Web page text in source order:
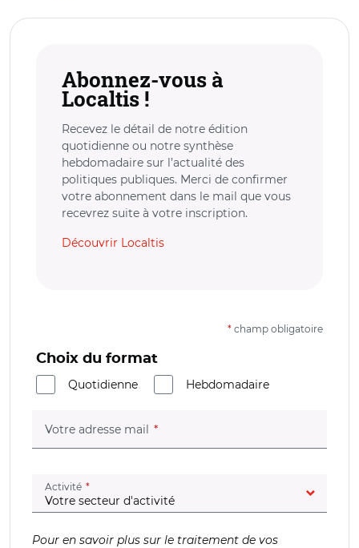
Abonnez-vous à
Localtis !
Recevez le détail de notre édition
quotidienne ou notre synthèse
hebdomadaire sur l’actualité des
politiques publiques. Merci de confirmer
votre abonnement dans le mail que vous
recevrez suite à votre inscription.
Découvrir Localtis
* champ obligatoire
Choix du format
Quotidienne
Hebdomadaire
Votre adresse mail (champ obligatoire)
Activité (champ obligatoire)
Pour en savoir plus sur le traitement de vos